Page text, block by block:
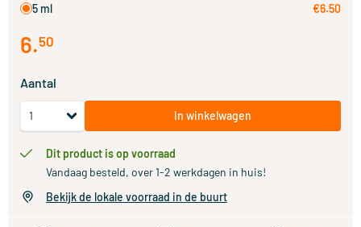
5 ml €6.50
6.50
Aantal
In winkelwagen
Dit product is op voorraad
Vandaag besteld, over 1-2 werkdagen in huis!
Bekijk de lokale voorraad in de buurt